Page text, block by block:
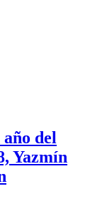
del
Yazmín